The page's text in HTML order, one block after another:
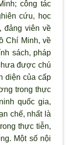
công tác
cứu, học
đảng viên về
Chí Minh, về
sách, pháp
được chú
diện của cấp
trong thực
quốc gia,
chế, nhất là
thực tiễn,
Một số nội